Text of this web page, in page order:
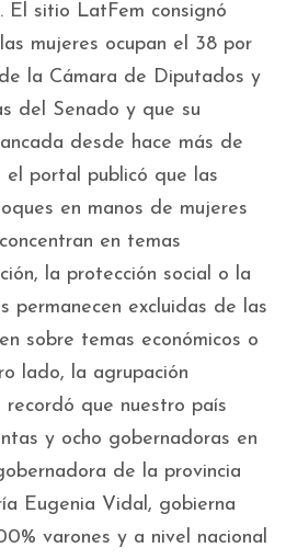
El sitio LatFem consignó
mujeres ocupan el 38 por
la Cámara de Diputados y
del Senado y que su
desde hace más de
el portal publicó que las
en manos de mujeres
en temas
la protección social o la
permanecen excluidas de las
sobre temas económicos o
lado, la agrupación
recordó que nuestro país
y ocho gobernadoras en
de la provincia
Eugenia Vidal, gobierna
varones y a nivel nacional